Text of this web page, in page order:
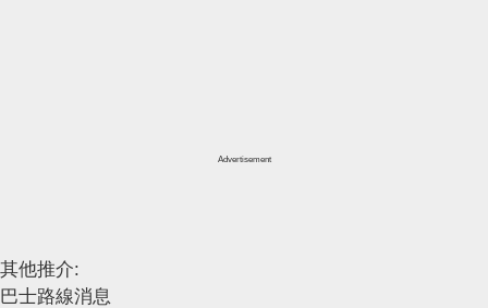
Advertisement
其他推介:
巴士路線消息